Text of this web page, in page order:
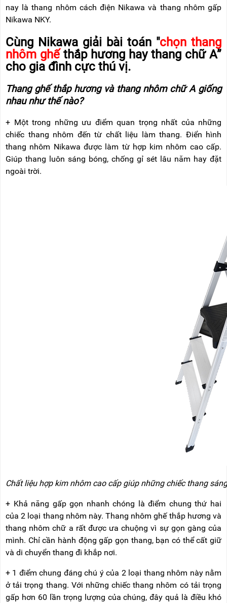
nay là thang nhôm cách điện Nikawa và thang nhôm gấp
Nikawa NKY.
Cùng Nikawa giải bài toán "chọn thang
nhôm ghếthắp hương hay thang chữ A”
cho gia đình cực thú vị.
Thang ghế thắp hương và thang nhôm chữ A giống
nhau như thế nào?
+ Một trong những ưu điểm quan trọng nhất của những
chiếc thang nhôm đến từ chất liệu làm thang. Điển hình
thang nhôm Nikawa được làm từ hợp kim nhôm cao cấp.
Giúp thang luôn sáng bóng, chống gỉ sét lâu năm hay đặt
ngoài trời.
Chất liệu hợp kim nhôm cao cấp giúp những chiếc thang
+ Khả năng gấp gọn nhanh chóng là điểm chung thứ hai
của 2 loại thang nhôm này. Thang nhôm ghế thắp hương và
thang nhôm chữ a rất được ưa chuộng vì sự gọn gàng của
mình. Chỉ cần hành động gấp gọn thang, bạn có thể cất giữ
và di chuyển thang đi khắp nơi.
+ 1 điểm chung đáng chú ý của 2 loại thang nhôm này nằm
ở tải trọng thang. Với những chiếc thang nhôm có tải trọng
gấp hơn 60 lần trọng lượng của chúng, đây quả là điều khó